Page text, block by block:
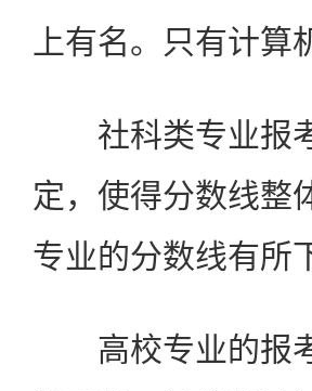
上有名。只有计
社科类专业报考
定，使得分数线整
专业的分数线有所
高校专业的报考